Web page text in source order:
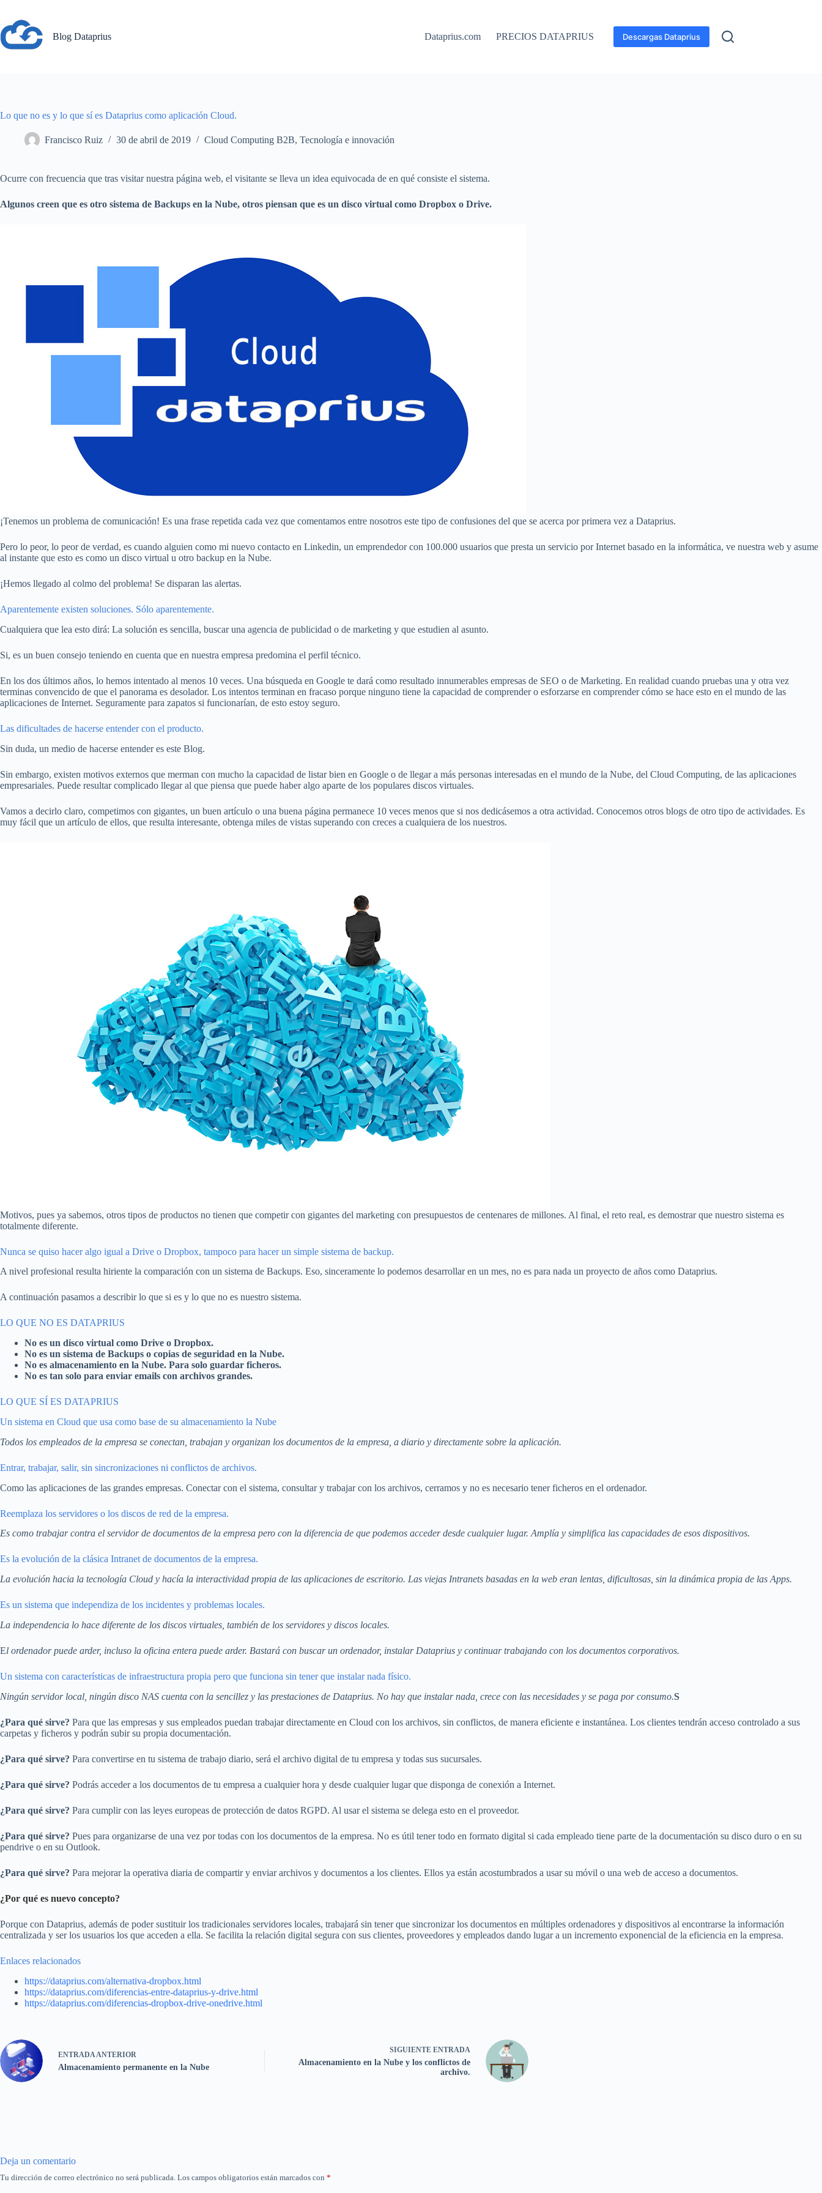
contenido
Blog Dataprius
Dataprius.com PRECIOS DATAPRIUS Descargas Dataprius
Lo que no es y lo que sí es Dataprius como aplicación Cloud.
Francisco Ruiz 30 de abril de 2019 Cloud Computing B2B, Tecnología e innovación
Ocurre con frecuencia que tras visitar nuestra página web, el visitante se lleva un idea equivocada de en qué consiste el sistema.
Algunos creen que es otro sistema de Backups en la Nube, otros piensan que es un disco virtual como Dropbox o Drive.
¡Tenemos un problema de comunicación! Es una frase repetida cada vez que comentamos entre nosotros este tipo de confusiones del que se acerca por primera vez a Dataprius.
Pero lo peor, lo peor de verdad, es cuando alguien como mi nuevo contacto en Linkedin, un emprendedor con 100.000 usuarios que presta un servicio por Internet basado en la informática, ve nuestra web y asume
al instante que esto es como un disco virtual u otro backup en la Nube.
¡Hemos llegado al colmo del problema! Se disparan las alertas.
Aparentemente existen soluciones. Sólo aparentemente.
Cualquiera que lea esto dirá: La solución es sencilla, buscar una agencia de publicidad o de marketing y que estudien al asunto.
Si, es un buen consejo teniendo en cuenta que en nuestra empresa predomina el perfil técnico.
En los dos últimos años, lo hemos intentado al menos 10 veces. Una búsqueda en Google te dará como resultado innumerables empresas de SEO o de Marketing. En realidad cuando pruebas una y otra vez
terminas convencido de que el panorama es desolador. Los intentos terminan en fracaso porque ninguno tiene la capacidad de comprender o esforzarse en comprender cómo se hace esto en el mundo de las
aplicaciones de Internet. Seguramente para zapatos si funcionarían, de esto estoy seguro.
Las dificultades de hacerse entender con el producto.
Sin duda, un medio de hacerse entender es este Blog.
Sin embargo, existen motivos externos que merman con mucho la capacidad de listar bien en Google o de llegar a más personas interesadas en el mundo de la Nube, del Cloud Computing, de las aplicaciones
empresariales. Puede resultar complicado llegar al que piensa que puede haber algo aparte de los populares discos virtuales.
Vamos a decirlo claro, competimos con gigantes, un buen artículo o una buena página permanece 10 veces menos que si nos dedicásemos a otra actividad. Conocemos otros blogs de otro tipo de actividades. Es
muy fácil que un artículo de ellos, que resulta interesante, obtenga miles de vistas superando con creces a cualquiera de los nuestros.
Motivos, pues ya sabemos, otros tipos de productos no tienen que competir con gigantes del marketing con presupuestos de centenares de millones. Al final, el reto real, es demostrar que nuestro sistema es
totalmente diferente.
Nunca se quiso hacer algo igual a Drive o Dropbox, tampoco para hacer un simple sistema de backup.
A nivel profesional resulta hiriente la comparación con un sistema de Backups. Eso, sinceramente lo podemos desarrollar en un mes, no es para nada un proyecto de años como Dataprius.
A continuación pasamos a describir lo que si es y lo que no es nuestro sistema.
LO QUE NO ES DATAPRIUS
No es un disco virtual como Drive o Dropbox.
No es un sistema de Backups o copias de seguridad en la Nube.
No es almacenamiento en la Nube. Para solo guardar ficheros.
No es tan solo para enviar emails con archivos grandes.
LO QUE SÍ ES DATAPRIUS
Un sistema en Cloud que usa como base de su almacenamiento la Nube
Todos los empleados de la empresa se conectan, trabajan y organizan los documentos de la empresa, a diario y directamente sobre la aplicación.
Entrar, trabajar, salir, sin sincronizaciones ni conflictos de archivos.
Como las aplicaciones de las grandes empresas. Conectar con el sistema, consultar y trabajar con los archivos, cerramos y no es necesario tener ficheros en el ordenador.
Reemplaza los servidores o los discos de red de la empresa.
Es como trabajar contra el servidor de documentos de la empresa pero con la diferencia de que podemos acceder desde cualquier lugar. Amplía y simplifica las capacidades de esos dispositivos.
Es la evolución de la clásica Intranet de documentos de la empresa.
La evolución hacia la tecnología Cloud y hacía la interactividad propia de las aplicaciones de escritorio. Las viejas Intranets basadas en la web eran lentas, dificultosas, sin la dinámica propia de las Apps.
Es un sistema que independiza de los incidentes y problemas locales.
La independencia lo hace diferente de los discos virtuales, también de los servidores y discos locales.
El ordenador puede arder, incluso la oficina entera puede arder. Bastará con buscar un ordenador, instalar Dataprius y continuar trabajando con los documentos corporativos.
Un sistema con características de infraestructura propia pero que funciona sin tener que instalar nada físico.
Ningún servidor local, ningún disco NAS cuenta con la sencillez y las prestaciones de Dataprius. No hay que instalar nada, crece con las necesidades y se paga por consumo.S
¿Para qué sirve? Para que las empresas y sus empleados puedan trabajar directamente en Cloud con los archivos, sin conflictos, de manera eficiente e instantánea. Los clientes tendrán acceso controlado a sus
carpetas y ficheros y podrán subir su propia documentación.
¿Para qué sirve? Para convertirse en tu sistema de trabajo diario, será el archivo digital de tu empresa y todas sus sucursales.
¿Para qué sirve? Podrás acceder a los documentos de tu empresa a cualquier hora y desde cualquier lugar que disponga de conexión a Internet.
¿Para qué sirve? Para cumplir con las leyes europeas de protección de datos RGPD. Al usar el sistema se delega esto en el proveedor.
¿Para qué sirve? Pues para organizarse de una vez por todas con los documentos de la empresa. No es útil tener todo en formato digital si cada empleado tiene parte de la documentación su disco duro o en su
pendrive o en su Outlook.
¿Para qué sirve? Para mejorar la operativa diaria de compartir y enviar archivos y documentos a los clientes. Ellos ya están acostumbrados a usar su móvil o una web de acceso a documentos.
¿Por qué es nuevo concepto?
Porque con Dataprius, además de poder sustituir los tradicionales servidores locales, trabajará sin tener que sincronizar los documentos en múltiples ordenadores y dispositivos al encontrarse la información
centralizada y ser los usuarios los que acceden a ella. Se facilita la relación digital segura con sus clientes, proveedores y empleados dando lugar a un incremento exponencial de la eficiencia en la empresa.
Enlaces relacionados
https://dataprius.com/alternativa-dropbox.html
https://dataprius.com/diferencias-entre-dataprius-y-drive.html
https://dataprius.com/diferencias-dropbox-drive-onedrive.html
ENTRADAANTERIOR
Almacenamiento permanente en la Nube
SIGUIENTE ENTRADA
Almacenamiento en la Nube y los conflictos de
archivo.
Deja un comentario
Tu dirección de correo electrónico no será publicada. Los campos obligatorios están marcados con *